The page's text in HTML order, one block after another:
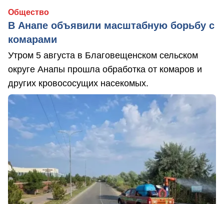
Общество
В Анапе объявили масштабную борьбу с
комарами
Утром 5 августа в Благовещенском сельском
округе Анапы прошла обработка от комаров и
других кровососущих насекомых.